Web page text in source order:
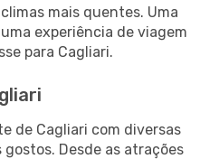
mais quentes. Uma
experiência de viagem
para Cagliari.
de Cagliari com diversas
Desde as atrações